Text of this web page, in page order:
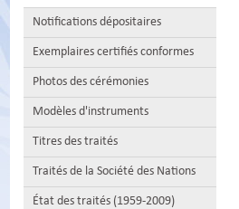
Notifications dépositaires
Exemplaires certifiés conformes
Photos des cérémonies
Modèles d'instruments
Titres des traités
Traités de la Société des Nations
État des traités (1959-2009)